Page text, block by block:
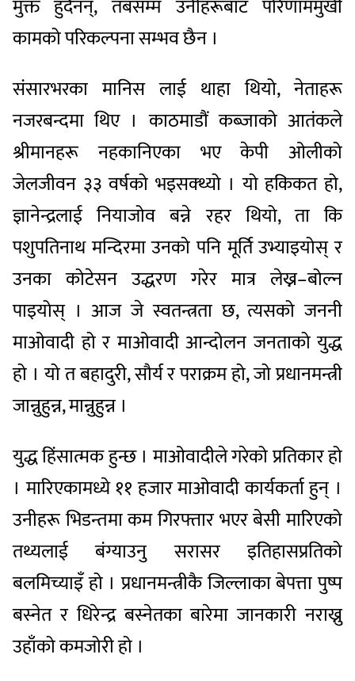
मुक्त हुँदैनन्, तबसम्म उनीहरूबाट परिणाममुखी
कामको परिकल्पना सम्भव छैन ।
संसारभरका मानिस लाई थाहा थियो, नेताहरू
नजरबन्दमा थिए । काठमाडौं कब्जाको आतंकले
श्रीमानहरू नहकानिएका भए केपी ओलीको
जेलजीवन ३३ वर्षको भइसक्थ्यो । यो हकिकत हो,
ज्ञानेन्द्रलाई नियाजोव बन्ने रहर थियो, ता कि
पशुपतिनाथ मन्दिरमा उनको पनि मूर्ति उभ्याइयोस् र
उनका कोटेसन उद्धरण गरेर मात्र लेख्न–बोल्न
पाइयोस् । आज जे स्वतन्त्रता छ, त्यसको जननी
माओवादी हो र माओवादी आन्दोलन जनताको युद्ध
हो । यो त बहादुरी, सौर्य र पराक्रम हो, जो प्रधानमन्त्री
जान्नुहुन्न, मान्नुहुन्न ।
युद्ध हिंसात्मक हुन्छ । माओवादीले गरेको प्रतिकार हो
। मारिएकामध्ये ११ हजार माओवादी कार्यकर्ता हुन् ।
उनीहरू भिडन्तमा कम गिरफ्तार भएर बेसी मारिएको
तथ्यलाई बंग्याउनु सरासर इतिहासप्रतिको
बलमिच्याइँ हो । प्रधानमन्त्रीकै जिल्लाका बेपत्ता पुष्प
बस्नेत र धिरेन्द्र बस्नेतका बारेमा जानकारी नराख्नु
उहाँको कमजोरी हो ।